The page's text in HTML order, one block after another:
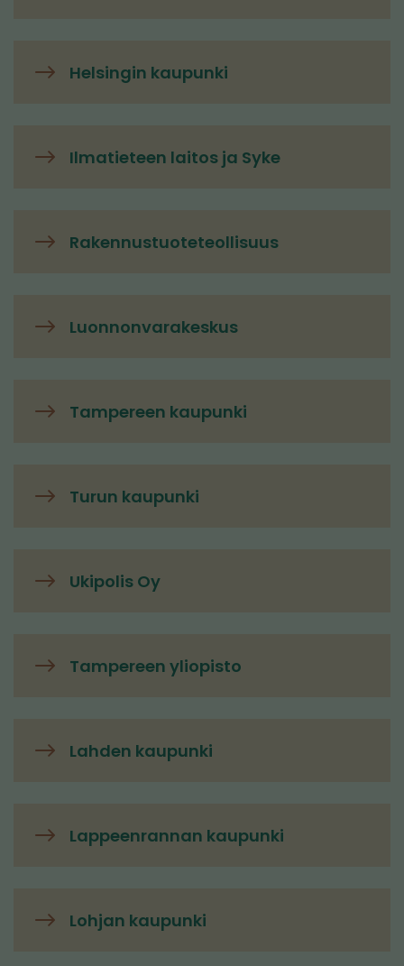
Helsingin kaupunki
Ilmatieteen laitos ja Syke
Rakennustuoteteollisuus
Luonnonvarakeskus
Tampereen kaupunki
Turun kaupunki
Ukipolis Oy
Tampereen yliopisto
Lahden kaupunki
Lappeenrannan kaupunki
Lohjan kaupunki